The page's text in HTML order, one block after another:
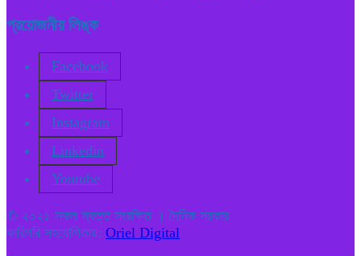
প্রয়োজনীয় লিঙ্ক
Facebook
Twitter
Instagram
Linkedin
Youtube
© ২০২৫ সকল স্বত্ত সংরক্ষিত । দৈনিক সরকার
কারিগরি সহযোগিতায়: Oriel Digital